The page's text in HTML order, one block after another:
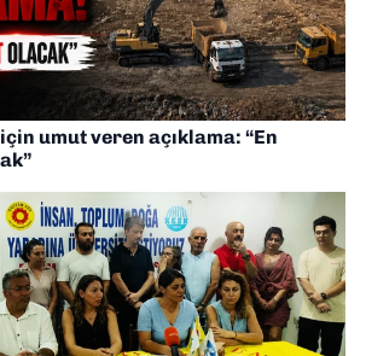
umut veren açıklama: “En